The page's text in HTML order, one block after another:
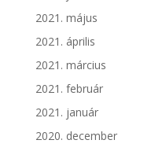
2021. május
2021. április
2021. március
2021. február
2021. január
2020. december